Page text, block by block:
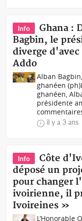
Info
Ghana :
Bagbin, le
diverge
Addo
Alban
ghanéen
ghanéen,
présidente
il y a 3 ans
Info
Côte
déposé un
pour changer
ivoirienne, il
Ivoireines »
L’Honorable